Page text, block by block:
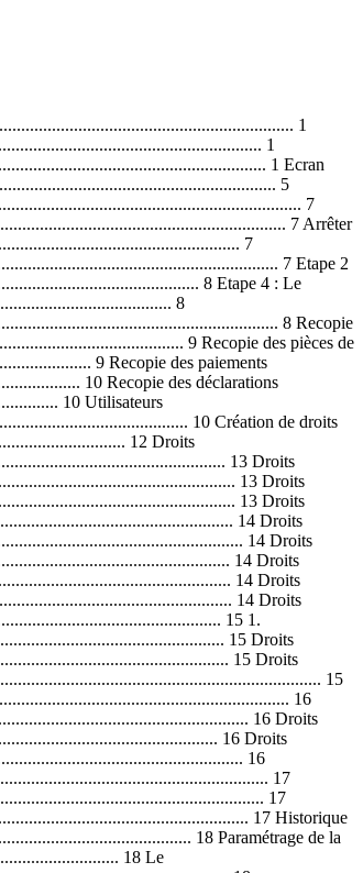
15Table des matières 2. ACHATS............................................................................................................................... 15 Droits COMMANDES FOURNISSEURS ....................................................................................... 16 Droits BONS DE RECEPTION....................................................................................................... 16 Droits FACTURES D’ACHAT......................................................................................................... 16 3. STOCKS............................................................................................................................... 16 Droits ENTREES............................................................................................................................ 16 Droits SORTIES ............................................................................................................................. 16 Droits ORDRES DE FABRICATION .............................................................................................. 16 Droits INVENTAIRE ....................................................................................................................... 16 OPERATIONS................................................................................................................................ 16 OUTILS........................................................................................................................................... 17 INTERNET ..................................................................................................................................... 17 Modification du mot de passe ........................................................................................................ 17 Changement d'utilisateur..........................................................................................................